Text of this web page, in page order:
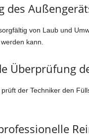
des
von Laub und
kann.
Überprüfung
der Techniker den